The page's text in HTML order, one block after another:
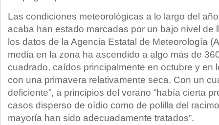
Las condiciones meteorológicas a lo largo del
acaba han estado marcadas por un bajo nivel de
los datos de la Agencia Estatal de Meteorología
media en la zona ha ascendido a algo más de
cuadrado, caídos principalmente en octubre y en
con una primavera relativamente seca. Con un
deficiente”, a principios del verano “había cierta
casos disperso de oídio como de polilla del
mayoría han sido adecuadamente tratados”.